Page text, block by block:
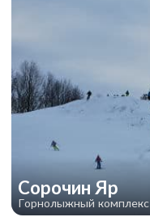
Сорочин Яр
Горнолыжный комплекс